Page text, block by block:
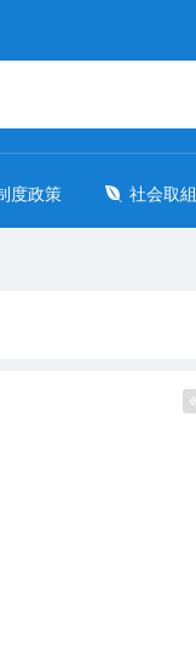
度政策 社会取組